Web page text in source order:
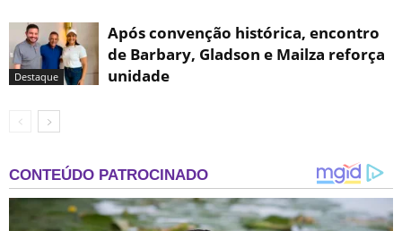
Destaque
Após convenção histórica, encontro
de Barbary, Gladson e Mailza reforça
unidade